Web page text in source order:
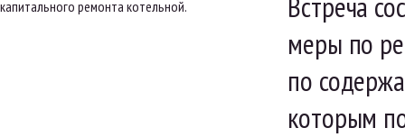
капитального ремонта котельной.
меры по
по
которым